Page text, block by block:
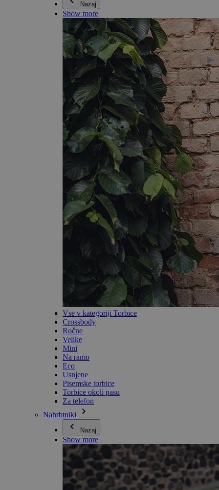
Nazaj
Show more
Vse v kategoriji Torbice
Crossbody
Ročne
Velike
Mini
Na ramo
Eco
Usnjene
Pisemske torbice
Torbice okoli pasu
Za telefon
Nahrbtniki
Nazaj
Show more